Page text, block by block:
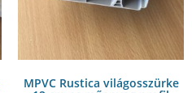
MPVC Rustica világosszürke